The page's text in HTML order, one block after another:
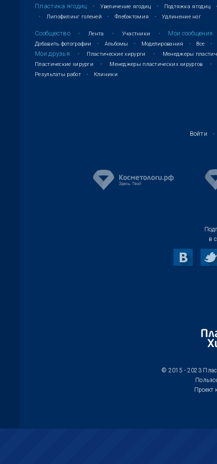
Гименопластика
Интимная пластика у мужчин
Увеличение полового члена
Корпоропластика
Пластика ягодиц Увеличение ягодиц
Подтяжка ягодиц
Липофилинг голеней
Флебэктомия Удлинение ног
Сообщество Лента Участники Мои сообщения
Добавить фотографии Альбомы Моделирования Все
Мои друзья Пластические хирурги
Менеджеры
Пластические хирурги
Менеджеры пластических хирургов
Результаты работ
Клиники
Войти
в
© 2015 - 2023
Проект